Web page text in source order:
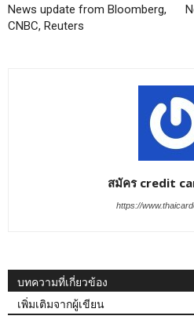
News update from Bloomberg,
CNBC, Reuters
สมัคร credit
https://
บทความที่เกี่ยวข้อง
เพิ่มเติมจากผู้เขียน